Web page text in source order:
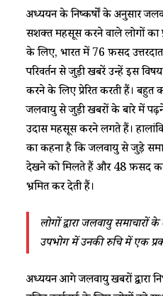
अध्ययन के निष्कर्षों के अनुसार
सशक्त महसूस करने वाले लोगों का
के लिए, भारत में 76 फ़ीसद
परिवर्तन से जुड़ी खबरें उन्हें इस
करने के लिए प्रेरित करती हैं। बहुत
जलवायु से जुड़ी खबरों के बारे में
उदास महसूस करने लगते हैं।
का कहना है कि जलवायु से जुड़े
देखने को मिलते हैं और 48 फ़ीसद
भ्रमित कर देती हैं।
लोगों द्वारा जलवायु
उपभोग में उनकी रुचि में एक
अध्ययन आगे जलवायु खबरों द्वारा